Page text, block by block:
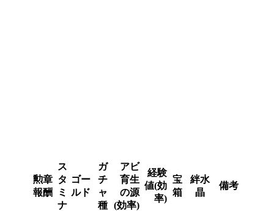
勲章
報酬
ス
タ
ミ
ナ
ゴー
ルド
ガ
チ
ャ
種
アビ
育生
の源
(効率)
経験
値(効
率)
宝
箱
絆水
晶
備考